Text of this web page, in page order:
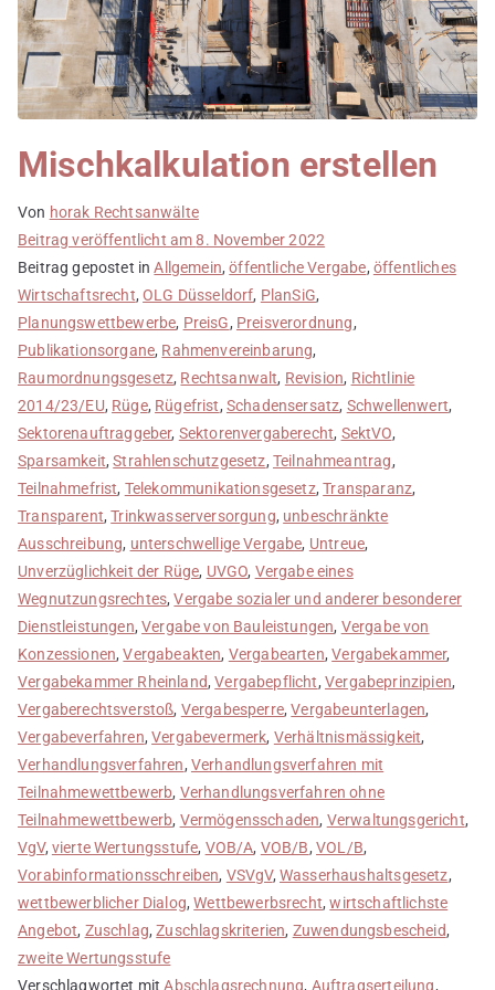
Mischkalkulation erstellen
Von horak Rechtsanwälte
Beitrag veröffentlicht am8. November 2022
Beitrag gepostet inAllgemein,öffentliche Vergabe, öffentliches
Wirtschaftsrecht,OLG Düsseldorf, PlanSiG,
Planungswettbewerbe, PreisG, Preisverordnung,
Publikationsorgane, Rahmenvereinbarung,
Raumordnungsgesetz, Rechtsanwalt, Revision, Richtlinie
2014/23/EU, Rüge, Rügefrist, Schadensersatz, Schwellenwert,
Sektorenauftraggeber, Sektorenvergaberecht, SektVO,
Sparsamkeit,Strahlenschutzgesetz, Teilnahmeantrag,
Teilnahmefrist, Telekommunikationsgesetz,Transparanz,
Transparent,Trinkwasserversorgung, unbeschränkte
Ausschreibung, unterschwellige Vergabe, Untreue,
Unverzüglichkeit der Rüge, UVGO, Vergabe eines
Wegnutzungsrechtes,Vergabe sozialer und anderer besonderer
Dienstleistungen,Vergabe von Bauleistungen, Vergabe von
Konzessionen,Vergabeakten, Vergabearten,Vergabekammer,
Vergabekammer Rheinland,Vergabepflicht, Vergabeprinzipien,
Vergaberechtsverstoß, Vergabesperre,Vergabeunterlagen,
Vergabeverfahren,Vergabevermerk, Verhältnismässigkeit,
Verhandlungsverfahren, Verhandlungsverfahren mit
Teilnahmewettbewerb, Verhandlungsverfahren ohne
Teilnahmewettbewerb, Vermögensschaden, Verwaltungsgericht,
VgV, vierte Wertungsstufe, VOB/A, VOB/B,VOL/B,
Vorabinformationsschreiben, VSVgV, Wasserhaushaltsgesetz,
wettbewerblicher Dialog,Wettbewerbsrecht,wirtschaftlichste
Angebot, Zuschlag,Zuschlagskriterien, Zuwendungsbescheid,
zweite Wertungsstufe
Verschlagwortet mitAbschlagsrechnung, Auftragserteilung,